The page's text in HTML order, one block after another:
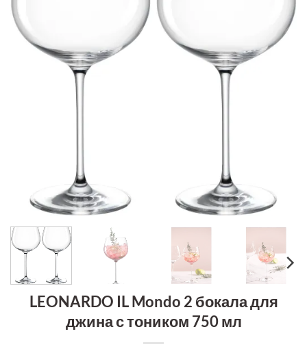
LEONARDO IL Mondo 2 бокала для
джина с тоником 750 мл